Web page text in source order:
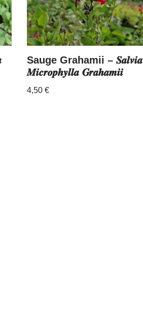
Sauge Grahamii – 𝑺𝒂𝒍𝒗𝒊𝒂
𝑴𝒊𝒄𝒓𝒐𝒑𝒉𝒚𝒍𝒍𝒂 𝑮𝒓𝒂𝒉𝒂𝒎𝒊𝒊
4,50 €